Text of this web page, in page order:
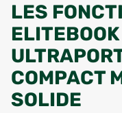
LES
COMPACT
SOLIDE